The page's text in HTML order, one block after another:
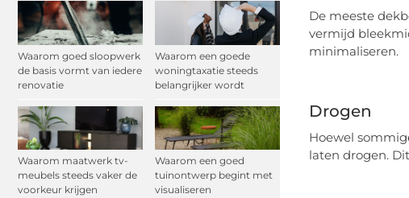
Waarom goed sloopwerk
de basis vormt van iedere
renovatie
Waarom een goede
woningtaxatie steeds
belangrijker wordt
Waarom maatwerk tv-
meubels steeds vaker de
voorkeur krijgen
Waarom een goed
tuinontwerp begint met
visualiseren
De meeste
vermijd
minimaliseren.
Drogen
Hoewel
laten drogen.